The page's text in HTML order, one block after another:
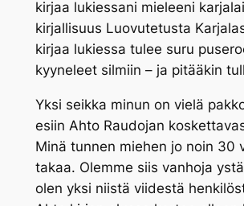
kirjaa lukiessani mieleeni
kirjallisuus Luovutetusta
kirjaa lukiessa tulee suru
kyyneleet silmiin – ja pitääkin
Yksi seikka minun on vielä
esiin Ahto Raudojan
Minä tunnen miehen jo noin 30
takaa. Olemme siis vanhoja
olen yksi niistä viidestä